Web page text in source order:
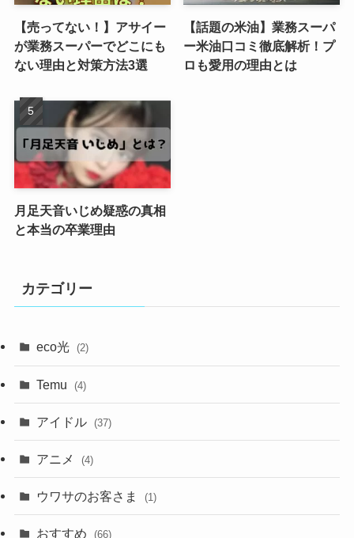
【売ってない！】アサイー
が業務スーパーでどこにも
ない理由と対策方法3選
【話題の米油】業務スーパ
ー米油口コミ徹底解析！プ
ロも愛用の理由とは
月足天音いじめ疑惑の真相
と本当の卒業理由
カテゴリー
eco光 (2)
Temu (4)
アイドル (37)
アニメ (4)
ウワサのお客さま (1)
おすすめ (66)